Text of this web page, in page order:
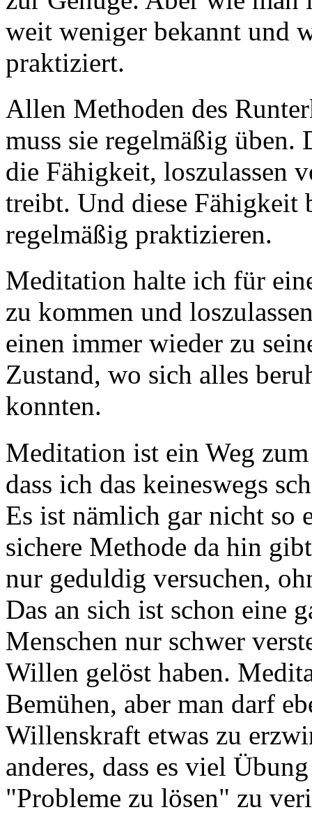
weit weniger bekannt und
praktiziert.
Allen Methoden des
muss sie regelmäßig üben.
die Fähigkeit, loszulassen
treibt. Und diese Fähigkeit
regelmäßig praktizieren.
Meditation halte ich für
zu kommen und
einen immer wieder zu
Zustand, wo sich alles
konnten.
Meditation ist ein Weg
dass ich das keineswegs
Es ist nämlich gar nicht so
sichere Methode da hin
nur geduldig versuchen,
Das an sich ist schon eine
Menschen nur schwer
Willen gelöst haben.
Bemühen, aber man darf
Willenskraft etwas zu
anderes, dass es viel
"Probleme zu lösen" zu